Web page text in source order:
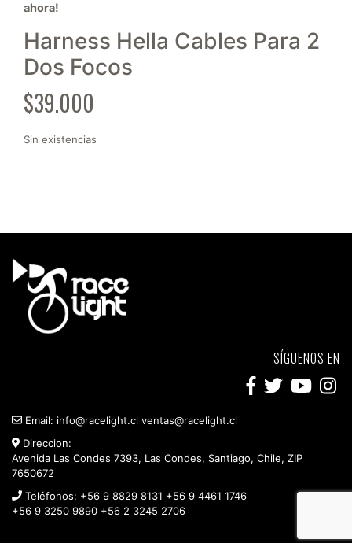
ahora!
Harness Hella Cables Para 2
Dos Focos
$39.000
Sin existencias
SÍGUENOS EN
Email: info@racelight.cl ventas@racelight.cl
Direccion:
Avenida Las Condes 7393, Las Condes, Santiago, Chile, ZIP
7650672
Teléfonos: +56 9 8829 8131 +56 9 4461 1746
+56 9 3250 9890 +56 2 3245 2706